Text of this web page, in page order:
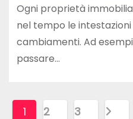
Ogni proprietà
nel tempo le
cambiamenti. Ad
passare…
1 2 3